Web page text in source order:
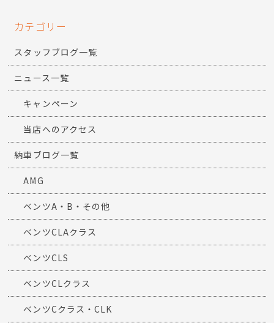
カテゴリー
スタッフブログ一覧
ニュース一覧
キャンペーン
当店へのアクセス
納車ブログ一覧
AMG
ベンツA・B・その他
ベンツCLAクラス
ベンツCLS
ベンツCLクラス
ベンツCクラス・CLK